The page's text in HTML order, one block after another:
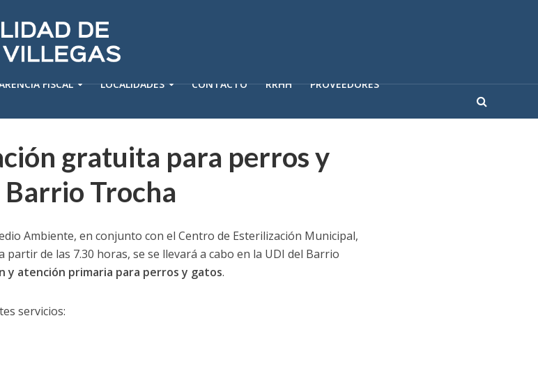
FISCAL LOCALIDADES CONTACTO RRHH PROVEEDORES
gratuita para perros y
Trocha
Ambiente, en conjunto con el Centro de Esterilización Municipal,
de las 7.30 horas, se se llevará a cabo en la UDI del Barrio
y atención primaria para perros y gatos.
servicios: